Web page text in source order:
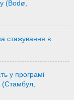
(Bodø,
стажування в
у програмі
(Стамбул,